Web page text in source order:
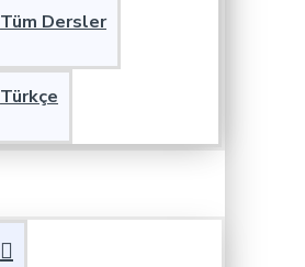
Tüm Dersler
Türkçe